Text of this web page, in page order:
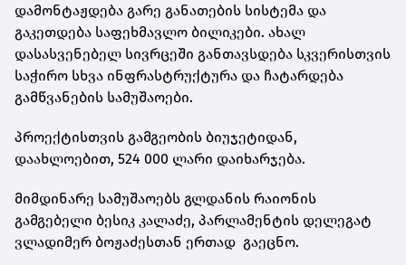
დამონტაჟდება გარე განათების სისტემა და
გაკეთდება საფეხმავლო ბილიკები. ახალ
დასასვენებელ სივრცეში განთავსდება სკვერისთვის
საჭირო სხვა ინფრასტრუქტურა და ჩატარდება
გამწვანების სამუშაოები.
პროექტისთვის გამგეობის ბიუჯეტიდან,
დაახლოებით, 524 000 ლარი დაიხარჯება.
მიმდინარე სამუშაოებს გლდანის რაიონის
გამგებელი ბესიკ კალაძე, პარლამენტის დელეგატ
ვლადიმერ ბოჟაძესთან ერთად გაეცნო.